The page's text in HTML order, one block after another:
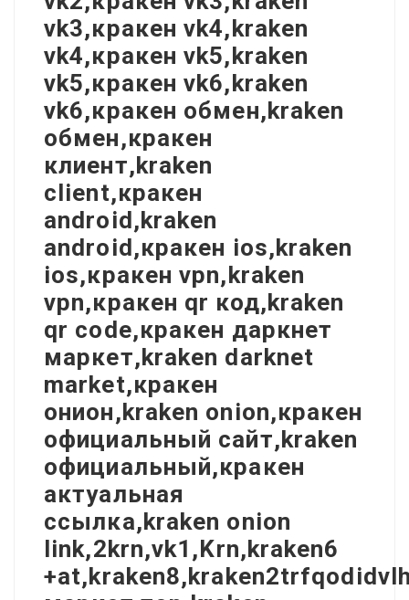
vk3,кракен vk4,kraken
vk4,кракен vk5,kraken
vk5,кракен vk6,kraken
vk6,кракен обмен,kraken
обмен,кракен
клиент,kraken
client,кракен
android,kraken
android,кракен ios,kraken
ios,кракен vpn,kraken
vpn,кракен qr код,kraken
qr code,кракен даркнет
маркет,kraken darknet
market,кракен
онион,kraken onion,кракен
официальный сайт,kraken
официальный,кракен
актуальная
ссылка,kraken onion
link,2krn,vk1,Krn,kraken6